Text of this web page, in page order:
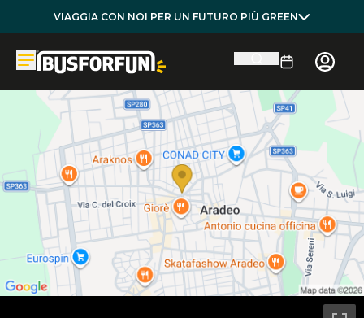
VIAGGIA CON NOI PER UN FUTURO PIÙ GREEN